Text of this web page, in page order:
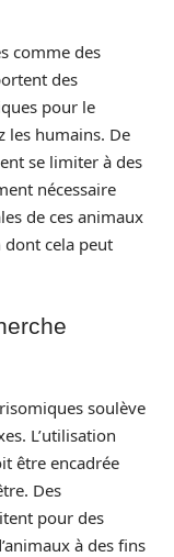
comme des
des
pour le
les humains. De
se limiter à des
nécessaire
de ces animaux
cela peut
soulève
L’utilisation
être encadrée
Des
pour des
à des fins